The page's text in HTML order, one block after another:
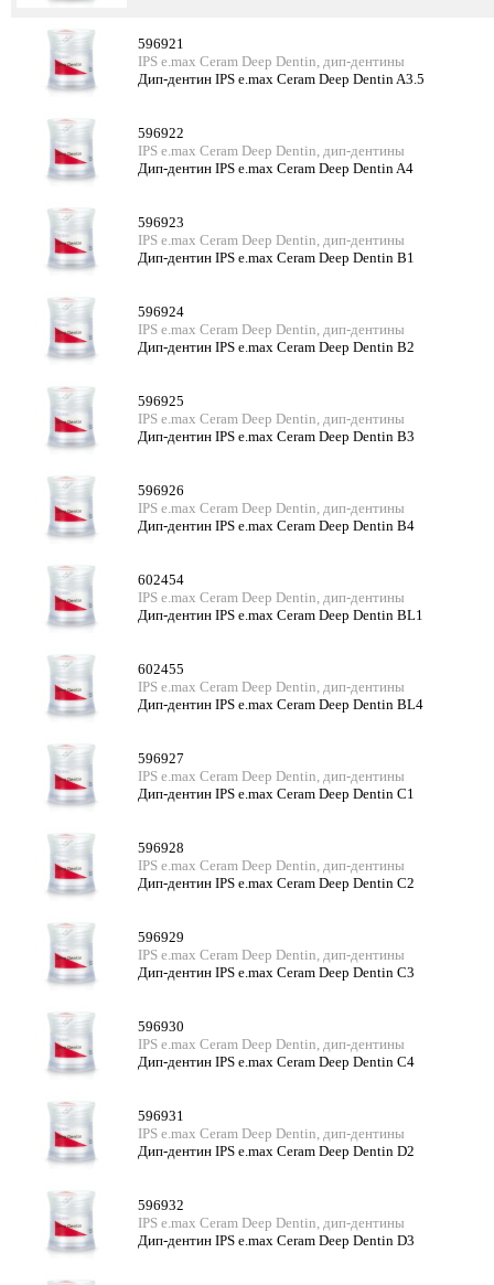
596921
IPS e.max Ceram Deep Dentin, дип-дентины
Дип-дентин IPS e.max Ceram Deep Dentin A3.5
596922
IPS e.max Ceram Deep Dentin, дип-дентины
Дип-дентин IPS e.max Ceram Deep Dentin A4
596923
IPS e.max Ceram Deep Dentin, дип-дентины
Дип-дентин IPS e.max Ceram Deep Dentin B1
596924
IPS e.max Ceram Deep Dentin, дип-дентины
Дип-дентин IPS e.max Ceram Deep Dentin B2
596925
IPS e.max Ceram Deep Dentin, дип-дентины
Дип-дентин IPS e.max Ceram Deep Dentin B3
596926
IPS e.max Ceram Deep Dentin, дип-дентины
Дип-дентин IPS e.max Ceram Deep Dentin B4
602454
IPS e.max Ceram Deep Dentin, дип-дентины
Дип-дентин IPS e.max Ceram Deep Dentin BL1
602455
IPS e.max Ceram Deep Dentin, дип-дентины
Дип-дентин IPS e.max Ceram Deep Dentin BL4
596927
IPS e.max Ceram Deep Dentin, дип-дентины
Дип-дентин IPS e.max Ceram Deep Dentin C1
596928
IPS e.max Ceram Deep Dentin, дип-дентины
Дип-дентин IPS e.max Ceram Deep Dentin C2
596929
IPS e.max Ceram Deep Dentin, дип-дентины
Дип-дентин IPS e.max Ceram Deep Dentin C3
596930
IPS e.max Ceram Deep Dentin, дип-дентины
Дип-дентин IPS e.max Ceram Deep Dentin C4
596931
IPS e.max Ceram Deep Dentin, дип-дентины
Дип-дентин IPS e.max Ceram Deep Dentin D2
596932
IPS e.max Ceram Deep Dentin, дип-дентины
Дип-дентин IPS e.max Ceram Deep Dentin D3